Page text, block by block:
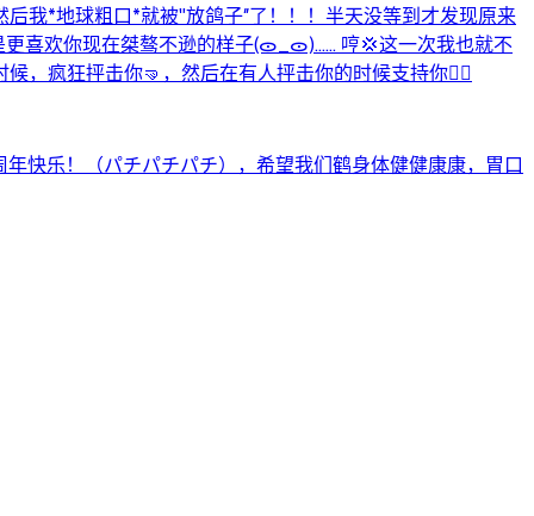
我*地球粗口*就被"放鸽子″了！！！半天没等到才发现原来
更喜欢你现在桀骜不逊的样子(ᯣ_ᯣ)…… 哼💢这一次我也就不
，疯狂抨击你🤜，然后在有人抨击你的时候支持你👍🏼
快乐！（パチパチパチ），希望我们鹤身体健健康康，胃口